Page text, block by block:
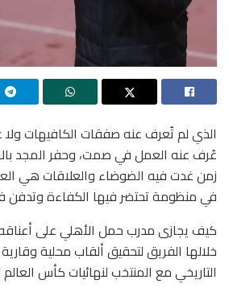
الذي لم تُعرف عنه صفقات الكافيهات ولا
عُرف عنه العمل في صمت، وحفر المجد
زمن غدت فيه الضوضاء والعلاقات هي
في منظومة تحتضر فيها الكفاءة وتدفن
كيف يجازى مدرب حمل الأهلي على
خلالها الفريق لتحقيق ألقاب محلية
التاريخي مع المنتخب لنهائيات كأس العالم